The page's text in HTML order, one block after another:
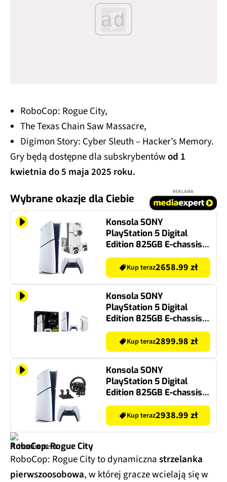
ad
RoboCop: Rogue City,
The Texas Chain Saw Massacre,
Digimon Story: Cyber Sleuth – Hacker’s Memory.
Gry będą dostępne dla subskrybentówod 1
kwietnia do 5 maja 2025 roku.
Wybrane okazje dla Ciebie
REKLAMA
Konsola SONY
PlayStation 5 Digital
Edition 825GB E-chassis +
Podstawka chłodząca
FROGGIEX FX-P5-C4-W do
PS5 Slim
Kup teraz2658.99 zł
Konsola SONY
PlayStation 5 Digital
Edition 825GB E-chassis +
Napęd optyczny SONY Do
PS5 Digital/PS5 Pro
Kup teraz2899.98 zł
Konsola SONY
PlayStation 5 Digital
Edition 825GB E-chassis +
Kierownica HORI Racing
Wheel Apex
(PC/PS4/PS5)
Kup teraz2938.99 zł
RoboCop: Rogue City
RoboCop: Rogue City to dynamicznastrzelanka
pierwszoosobowa, w której gracze wcielają się w